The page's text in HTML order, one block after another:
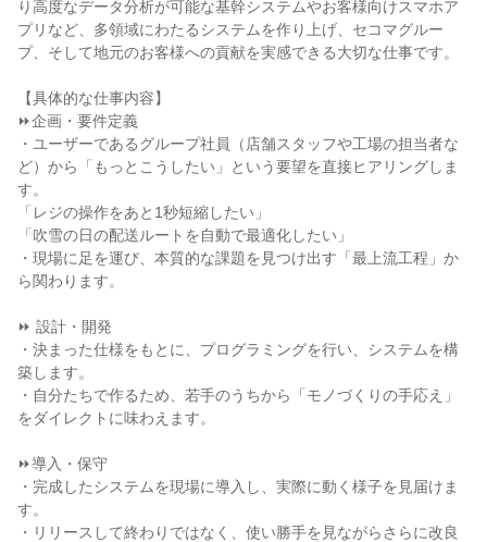
り高度なデータ分析が可能な基幹システムやお客様向けスマホア
プリなど、多領域にわたるシステムを作り上げ、セコマグルー
プ、そして地元のお客様への貢献を実感できる大切な仕事です。
【具体的な仕事内容】
⏩企画・要件定義
・ユーザーであるグループ社員（店舗スタッフや工場の担当者な
ど）から「もっとこうしたい」という要望を直接ヒアリングしま
す。
「レジの操作をあと1秒短縮したい」
「吹雪の日の配送ルートを自動で最適化したい」
・現場に足を運び、本質的な課題を見つけ出す「最上流工程」か
ら関わります。
⏩ 設計・開発
・決まった仕様をもとに、プログラミングを行い、システムを構
築します。
・自分たちで作るため、若手のうちから「モノづくりの手応え」
をダイレクトに味わえます。
⏩導入・保守
・完成したシステムを現場に導入し、実際に動く様子を見届けま
す。
・リリースして終わりではなく、使い勝手を見ながらさらに改良